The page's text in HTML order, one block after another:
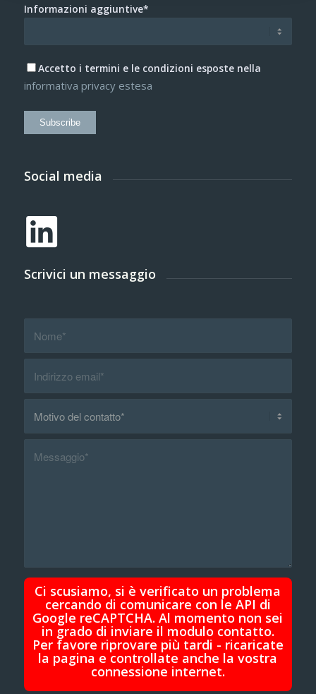
Informazioni aggiuntive*
Accetto i termini e le condizioni esposte nella
informativa privacy estesa
Subscribe
Social media
Scrivici un messaggio
Ci scusiamo, si è verificato un problema
cercando di comunicare con le API di
Google reCAPTCHA. Al momento non sei
in grado di inviare il modulo contatto.
Per favore riprovare più tardi - ricaricate
la pagina e controllate anche la vostra
connessione internet.